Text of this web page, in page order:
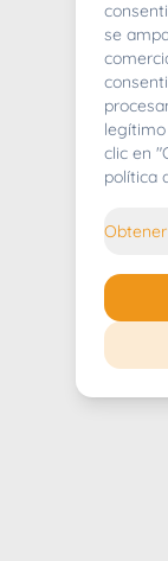
se
clic en
política